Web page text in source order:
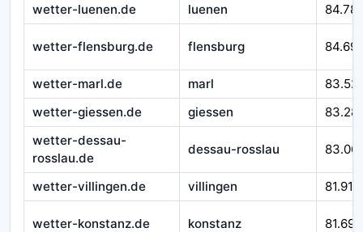
wetter-luenen.de
luenen
wetter-flensburg.de flensburg
wetter-marl.de marl
wetter-giessen.de
giessen
wetter-dessau-
rosslau.de
dessau-rosslau 83.061
wetter-villingen.de villingen 81.916
wetter-konstanz.de konstanz 81.692